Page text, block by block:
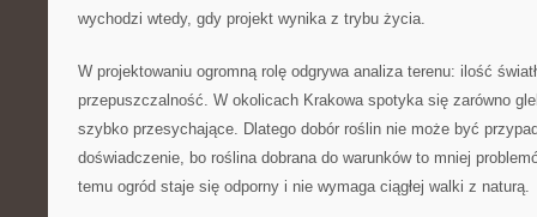
wychodzi wtedy, gdy projekt wynika z trybu życia.
W projektowaniu ogromną rolę odgrywa analiza terenu: ilość
przepuszczalność. W okolicach Krakowa spotyka się zarówno
szybko przesychające. Dlatego dobór roślin nie może być
doświadczenie, bo roślina dobrana do warunków to mniej
temu ogród staje się odporny i nie wymaga ciągłej walki z naturą.